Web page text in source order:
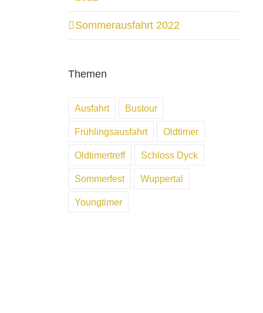
Sommerausfahrt 2022
Themen
Ausfahrt Bustour
Frühlingsausfahrt Oldtimer
Oldtimertreff Schloss Dyck
Sommerfest Wuppertal
Youngtimer